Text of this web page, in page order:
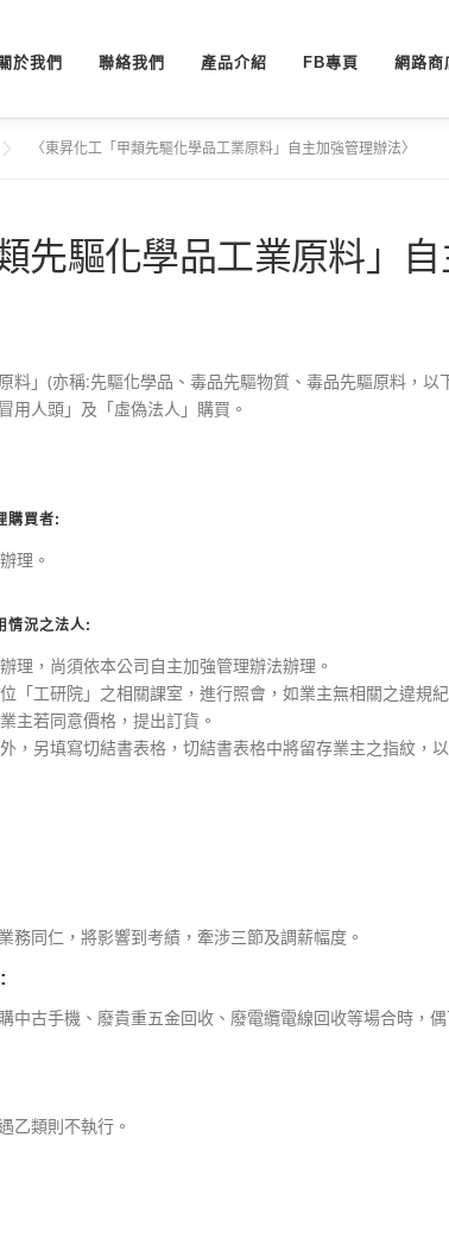
關於我們 聯絡我們 產品介紹 FB專頁 網路商
〈東昇化工「甲類先驅化學品工業原料」自主加強管理辦法〉
先驅化學品工業原料」自
料」(亦稱:先驅化學品、毒品先驅物質、毒品先驅原料，以
用人頭」及「虛偽法人」購買。
購買者:
理。
情況之法人:
理，尚須依本公司自主加強管理辦法辦理。
「工研院」之相關課室，進行照會，如業主無相關之違規
主若同意價格，提出訂貨。
，另填寫切結書表格，切結書表格中將留存業主之指紋，
務同仁，將影響到考績，牽涉三節及調薪幅度。
中古手機、廢貴重五金回收、廢電纜電線回收等場合時，
乙類則不執行。